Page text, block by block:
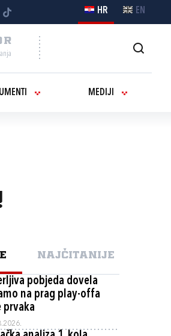
HR EN
MEDIJI
NAJČITANIJE
pobjeda dovela
na prag play-offa
prvaka